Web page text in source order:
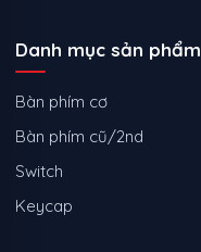
Danh mục sản phẩm
Bàn phím cơ
Bàn phím cũ/2nd
Switch
Keycap